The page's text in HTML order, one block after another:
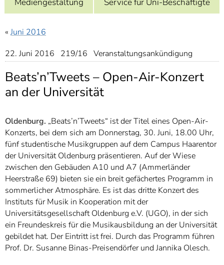
7]
Informationen zur
« Juni 2016
22. Juni 2016 219/16 Veranstaltungsankündigung
Beats’n’Tweets – Open-Air-Konzert
an der Universität
Oldenburg. „Beats’n’Tweets“ ist der Titel eines Open-Air-
Konzerts, bei dem sich am Donnerstag, 30. Juni, 18.00 Uhr,
fünf studentische Musikgruppen auf dem Campus Haarentor
der Universität Oldenburg präsentieren. Auf der Wiese
zwischen den Gebäuden A10 und A7 (Ammerländer
Heerstraße 69) bieten sie ein breit gefächertes Programm in
sommerlicher Atmosphäre. Es ist das dritte Konzert des
Instituts für Musik in Kooperation mit der
Universitätsgesellschaft Oldenburg e.V. (UGO), in der sich
ein Freundeskreis für die Musikausbildung an der Universität
gebildet hat. Der Eintritt ist frei. Durch das Programm führen
Prof. Dr. Susanne Binas-Preisendörfer und Jannika Olesch.